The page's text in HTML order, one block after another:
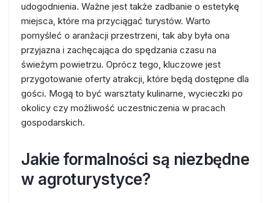
udogodnienia. Ważne jest także zadbanie o estetykę
miejsca, które ma przyciągać turystów. Warto
pomyśleć o aranżacji przestrzeni, tak aby była ona
przyjazna i zachęcająca do spędzania czasu na
świeżym powietrzu. Oprócz tego, kluczowe jest
przygotowanie oferty atrakcji, które będą dostępne dla
gości. Mogą to być warsztaty kulinarne, wycieczki po
okolicy czy możliwość uczestniczenia w pracach
gospodarskich.
Jakie formalności są niezbędne
w agroturystyce?